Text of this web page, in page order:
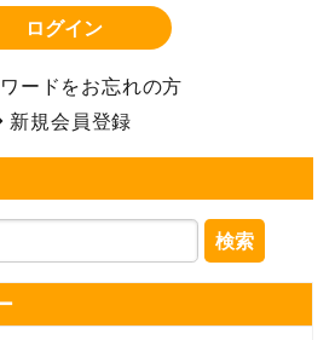
ログイン
ードをお忘れの方
新規会員登録
検索